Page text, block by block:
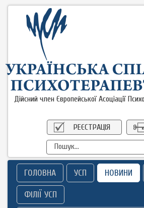
Дійсний член Європейської Асоціації
РЕЄСТРАЦІЯ
ГОЛОВНА УСП НОВИНИ
ФІЛІЇ УСП